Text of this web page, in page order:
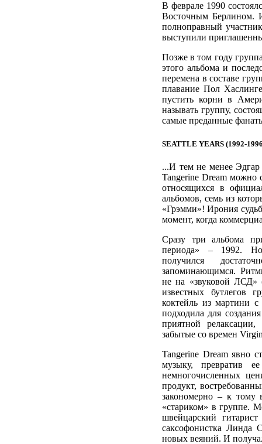
В феврале 1990
Восточным Берлином.
полноправный
выступили
Позже в том году
этого альбома и
перемена в составе
плавание Пол
пустить корни в
называть группу,
самые преданные
SEATTLE YEARS (1992-
...И тем не менее Эдгар
Tangerine Dream можно
относящихся в
альбомов, семь из
«Грэмми»! Ирония
момент, когда
Сразу три альбома
периода» – 1992.
получился
запоминающимся.
не на «звуковой ЛСД»
известных бутлегов
коктейль из мартини
подходила для
приятной
забытые со времен
Tangerine Dream явно
музыку, превратив
немногочисленных
продукт,
закономерно – к тому
«стариком» в группе.
швейцарский
саксофонистка Линда
новых веяний. И